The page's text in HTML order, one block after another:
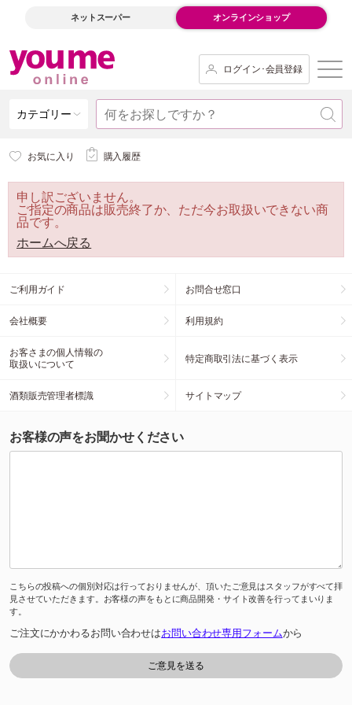
ネットスーパー オンラインショップ
ログイン･会員登録
カテゴリー
お気に入り 購入履歴
申し訳ございません。
ご指定の商品は販売終了か、ただ今お取扱いできない商
品です。
ホームへ戻る
ご利用ガイド お問合せ窓口
会社概要 利用規約
お客さまの個人情報の
取扱いについて
特定商取引法に基づく表示
酒類販売管理者標識 サイトマップ
お客様の声をお聞かせください
こちらの投稿への個別対応は行っておりませんが、頂いたご意見はスタッフがすべて拝
見させていただきます。お客様の声をもとに商品開発・サイト改善を行ってまいりま
す。
ご注文にかかわるお問い合わせはお問い合わせ専用フォームから